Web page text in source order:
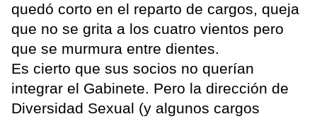
quedó corto en el reparto de cargos, queja
que no se grita a los cuatro vientos pero
que se murmura entre dientes.
Es cierto que sus socios no querían
integrar el Gabinete. Pero la dirección de
Diversidad Sexual (y algunos cargos